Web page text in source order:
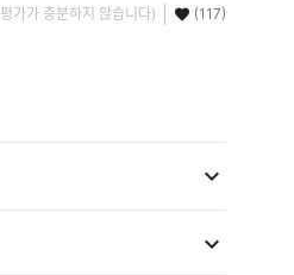
가가 충분하지 않습니다) (117)